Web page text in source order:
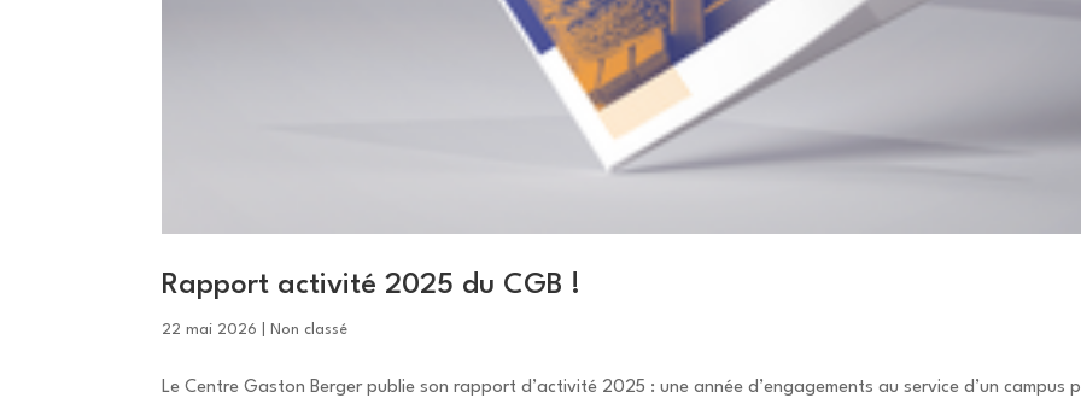
Rapport activité 2025 du CGB !
22 mai 2026 Non classé
Le Centre Gaston Berger publie son rapport d’activité 2025 : une année d’engagements au service d’un campus